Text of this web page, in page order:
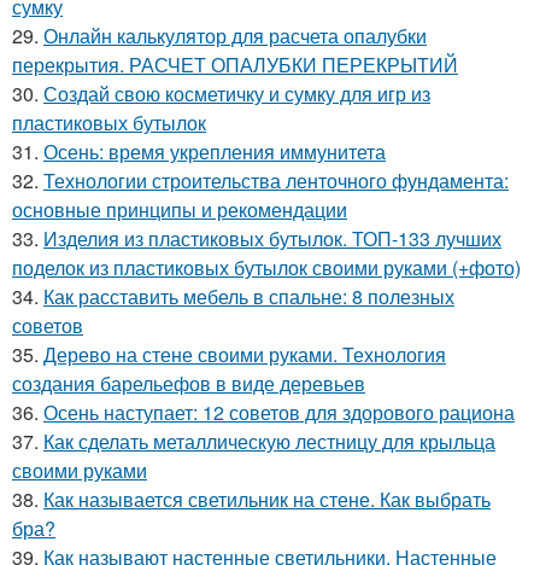
сумку
29. Онлайн калькулятор для расчета опалубки
перекрытия. РАСЧЕТ ОПАЛУБКИ ПЕРЕКРЫТИЙ
30. Создай свою косметичку и сумку для игр из
пластиковых бутылок
31. Осень: время укрепления иммунитета
32. Технологии строительства ленточного фундамента:
основные принципы и рекомендации
33. Изделия из пластиковых бутылок. ТОП-133 лучших
поделок из пластиковых бутылок своими руками (+фото)
34. Как расставить мебель в спальне: 8 полезных
советов
35. Дерево на стене своими руками. Технология
создания барельефов в виде деревьев
36. Осень наступает: 12 советов для здорового рациона
37. Как сделать металлическую лестницу для крыльца
своими руками
38. Как называется светильник на стене. Как выбрать
бра?
39. Как называют настенные светильники. Настенные